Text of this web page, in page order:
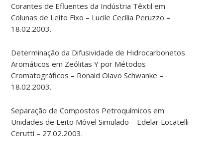
Corantes de Efluentes da Indústria Têxtil em
Colunas de Leito Fixo – Lucile Cecília Peruzzo –
18.02.2003.
Determinação da Difusividade de Hidrocarbonetos
Aromáticos em Zeólitas Y por Métodos
Cromatográficos – Ronald Olavo Schwanke –
18.02.2003.
Separação de Compostos Petroquímicos em
Unidades de Leito Móvel Simulado – Edelar Locatelli
Cerutti – 27.02.2003.